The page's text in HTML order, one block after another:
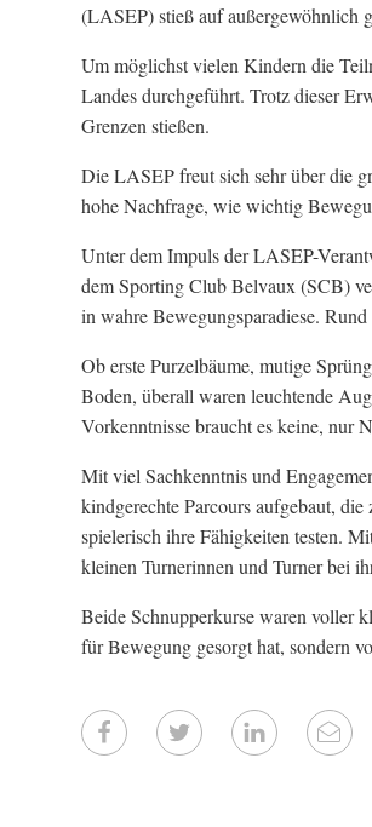
(LASEP) stieß auf außergewöhnlich
Um möglichst vielen Kindern die
Landes durchgeführt. Trotz dieser
Grenzen stießen.
Die LASEP freut sich sehr über die
hohe Nachfrage, wie wichtig
Unter dem Impuls der LASEP-
dem Sporting Club Belvaux (SCB)
in wahre Bewegungsparadiese.
Ob erste Purzelbäume, mutige
Boden, überall waren leuchtende
Vorkenntnisse braucht es keine, nur
Mit viel Sachkenntnis und
kindgerechte Parcours aufgebaut,
spielerisch ihre Fähigkeiten testen.
kleinen Turnerinnen und Turner bei
Beide Schnupperkurse waren voller
für Bewegung gesorgt hat, sondern